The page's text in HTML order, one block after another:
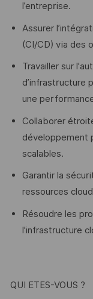
l’entreprise.
Assurer
(CI/CD) via des
Travailler sur
d’infrastructure
une
Collaborer
développement
scalables.
Garantir la
ressources
Résoudre les
l'infrastructure
QUI ETES-VOUS ?